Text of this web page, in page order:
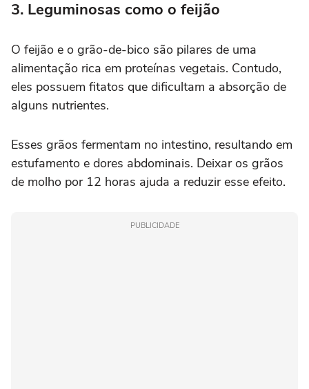
3. Leguminosas como o feijão
O feijão e o grão-de-bico são pilares de uma
alimentação rica em proteínas vegetais. Contudo,
eles possuem fitatos que dificultam a absorção de
alguns nutrientes.
Esses grãos fermentam no intestino, resultando em
estufamento e dores abdominais. Deixar os grãos
de molho por 12 horas ajuda a reduzir esse efeito.
PUBLICIDADE